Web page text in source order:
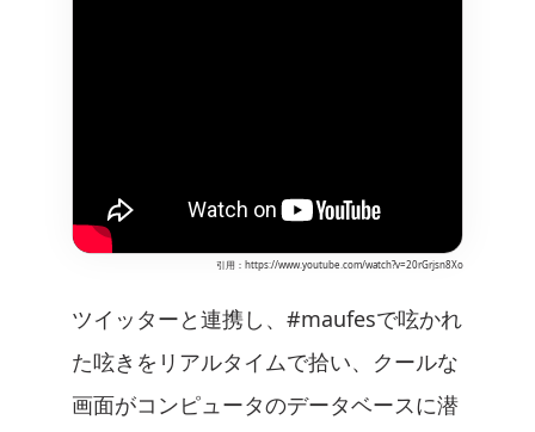
引用：https://www.youtube.com/watch?v=20rGrjsn8Xo
ツイッターと連携し、#maufesで呟かれ
た呟きをリアルタイムで拾い、クールな
画面がコンピュータのデータベースに潜